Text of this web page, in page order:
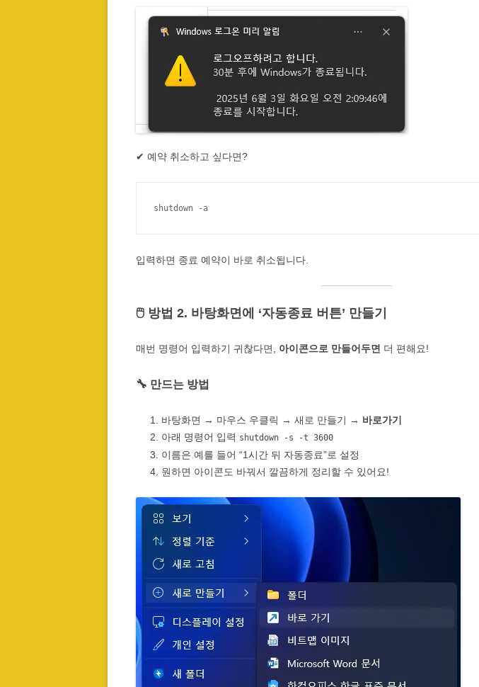
✔ 예약 취소하고 싶다면?
shutdown -a
입력하면 종료 예약이 바로 취소됩니다.
🖱️ 방법 2. 바탕화면에 ‘자동종료 버튼’ 만들기
매번 명령어 입력하기 귀찮다면, 아이콘으로 만들어두면 더 편해요!
🔧 만드는 방법
바탕화면 → 마우스 우클릭 → 새로 만들기 → 바로가기
아래 명령어 입력 shutdown -s -t 3600
이름은 예를 들어 “1시간 뒤 자동종료”로 설정
원하면 아이콘도 바꿔서 깔끔하게 정리할 수 있어요!